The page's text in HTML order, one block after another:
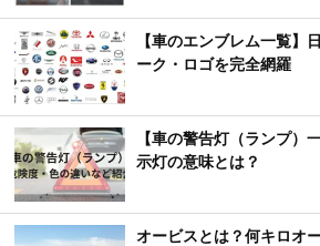
【車のエンブレム一覧】
ーク・ロゴを完全網羅
【車の警告灯（ランプ）
示灯の意味とは？
オービスとは？何キロオ